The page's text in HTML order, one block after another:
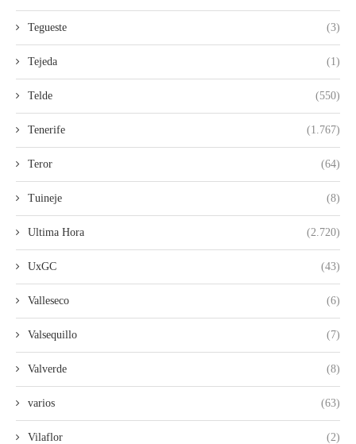
Tegueste (3)
Tejeda (1)
Telde (550)
Tenerife (1.767)
Teror (64)
Tuineje (8)
Ultima Hora (2.720)
UxGC (43)
Valleseco (6)
Valsequillo (7)
Valverde (8)
varios (63)
Vilaflor (2)